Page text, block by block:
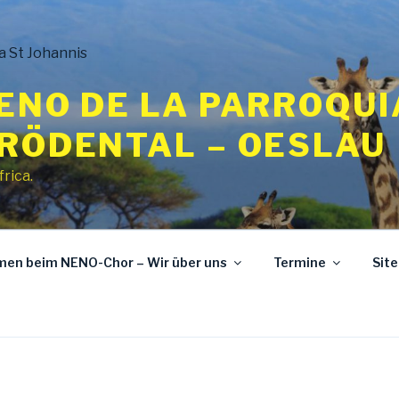
DE LA
– OESLAU
beim NENO-Chor – Wir über uns Termine